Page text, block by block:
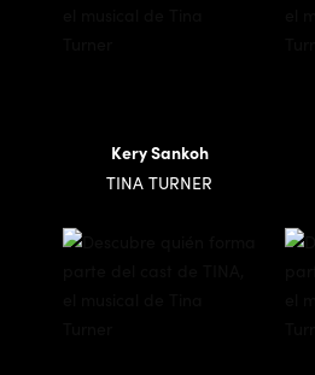
Kery Sankoh
TINA TURNER